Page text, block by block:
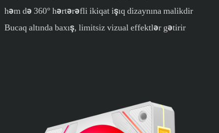
həm də 360° hərtərəfli ikiqat işıq dizaynına malikdir
Bucaq altında baxış, limitsiz vizual effektlər gətirir